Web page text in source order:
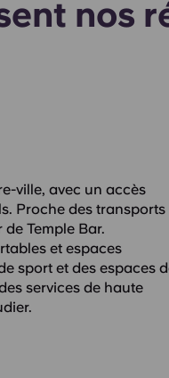
nos
ville, avec un accès
Proche des transports
Temple Bar.
et espaces
sport et des espaces
services de haute